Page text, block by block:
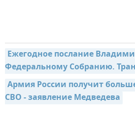
Ежегодное послание
Федеральному Собранию.
Армия России получит
СВО - заявление Медведева